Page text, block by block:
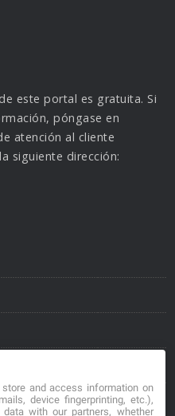
este portal es gratuita. Si
póngase en
atención al cliente
siguiente dirección:
and access information on
device fingerprinting, etc.),
with our partners, whether